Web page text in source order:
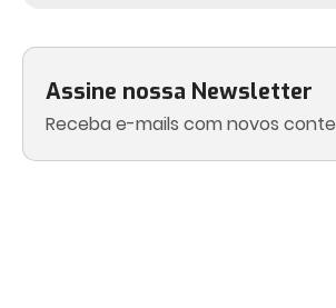
Assine nossa Newsletter
Receba e-mails com novos